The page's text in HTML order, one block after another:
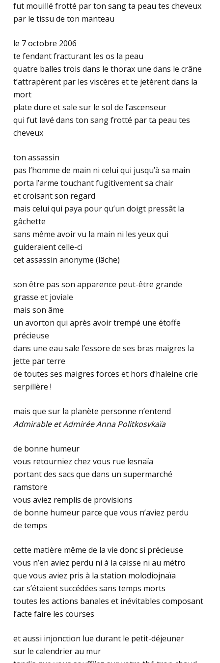
fut mouillé frotté par ton sang ta peau tes cheveux
par le tissu de ton manteau
le 7 octobre 2006
te fendant fracturant les os la peau
quatre balles trois dans le thorax une dans le crâne
t’attrapèrent par les viscères et te jetèrent dans la
mort
plate dure et sale sur le sol de l’ascenseur
qui fut lavé dans ton sang frotté par ta peau tes
cheveux
ton assassin
pas l’homme de main ni celui qui jusqu’à sa main
porta l’arme touchant fugitivement sa chair
et croisant son regard
mais celui qui paya pour qu’un doigt pressât la
gâchette
sans même avoir vu la main ni les yeux qui
guideraient celle-ci
cet assassin anonyme (lâche)
son être pas son apparence peut-être grande
grasse et joviale
mais son âme
un avorton qui après avoir trempé une étoffe
précieuse
dans une eau sale l’essore de ses bras maigres la
jette par terre
de toutes ses maigres forces et hors d’haleine crie
serpillère !
mais que sur la planète personne n’entend
Admirable et Admirée Anna Politkosvkaïa
de bonne humeur
vous retourniez chez vous rue lesnaïa
portant des sacs que dans un supermarché
ramstore
vous aviez remplis de provisions
de bonne humeur parce que vous n’aviez perdu
de temps
cette matière même de la vie donc si précieuse
vous n’en aviez perdu ni à la caisse ni au métro
que vous aviez pris à la station molodiojnaïa
car s’étaient succédées sans temps morts
toutes les actions banales et inévitables composant
l’acte faire les courses
et aussi injonction lue durant le petit-déjeuner
sur le calendrier au mur